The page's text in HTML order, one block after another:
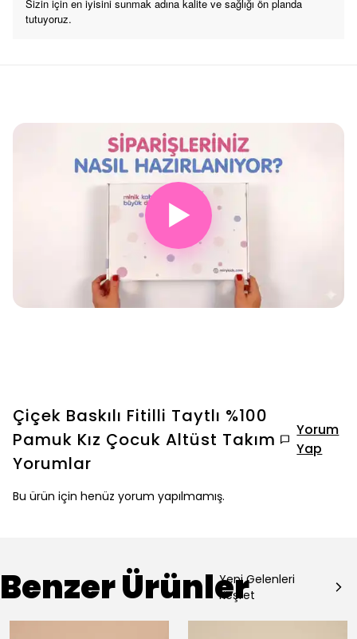
Sizin için en iyisini sunmak adına kalite ve sağlığı ön planda
tutuyoruz.
▶
Çiçek Baskılı Fitilli Taytlı %100
Pamuk Kız Çocuk Altüst Takım
Yorumlar
Yorum
Yap
Bu ürün için henüz yorum yapılmamış.
Benzer ÜrünlerYeni Gelenleri
Keşfet